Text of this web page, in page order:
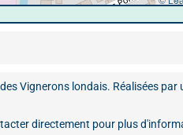
Vignerons londais. Réalisées par
directement pour plus